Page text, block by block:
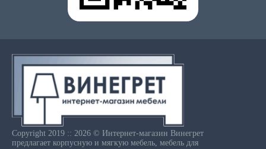
Copyright 2019 :: 2026 © Интернет-магазин Винегрет
предлагает корпусную и мягкую мебель, мебель для